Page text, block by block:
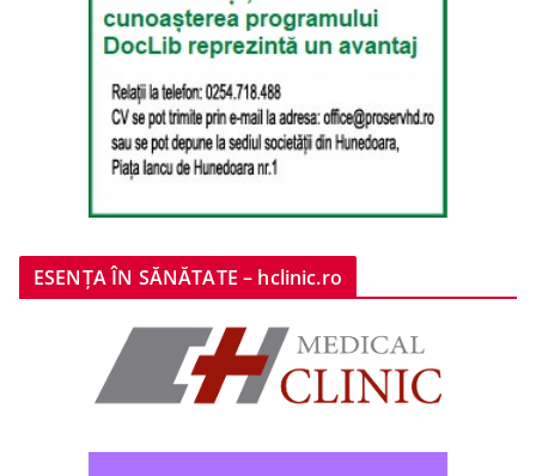
ESENȚA ÎN SĂNĂTATE – hclinic.ro